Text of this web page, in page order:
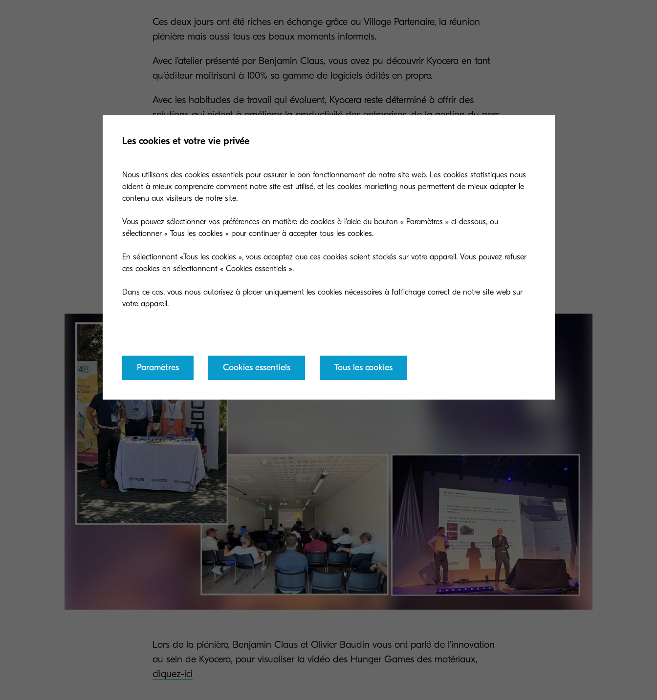
Ces deux jours ont été riches en échange grâce au Village Partenaire, la réunion
plénière mais aussi tous ces beaux moments informels.
Avec l’atelier présenté par Benjamin Claus, vous avez pu découvrir Kyocera en tant
qu’éditeur maîtrisant à 100% sa gamme de logiciels édités en propre.
Avec les habitudes de travail qui évoluent, Kyocera reste déterminé à offrir des
solutions qui aident à améliorer la productivité des entreprises, de la gestion du parc
documents et du contenu.
des impressions et numérisations
Kyocera Capture Manager : solution de capture de documents
Kyocera Smart Information Manager : solution de gestion des documents
et workflow
Kyocera Cloud Information Manager : solution Cloud de gestion de
documents
Lors de la plénière, Benjamin Claus et Olivier Baudin vous ont parlé de l’innovation
au sein de Kyocera, pour visualiser la vidéo des Hunger Games des matériaux,
cliquez-ici
Les cookies et votre vie privée
Nous utilisons des cookies essentiels pour assurer le bon fonctionnement de notre site web. Les cookies statistiques nous
aident à mieux comprendre comment notre site est utilisé, et les cookies marketing nous permettent de mieux adapter le
contenu aux visiteurs de notre site.
Vous pouvez sélectionner vos préférences en matière de cookies à l'aide du bouton « Paramètres » ci-dessous, ou
sélectionner « Tous les cookies » pour continuer à accepter tous les cookies.
En sélectionnant «Tous les cookies », vous acceptez que ces cookies soient stockés sur votre appareil. Vous pouvez refuser
ces cookies en sélectionnant « Cookies essentiels ».
Dans ce cas, vous nous autorisez à placer uniquement les cookies nécessaires à l'affichage correct de notre site web sur
votre appareil.
Paramètres Cookies essentiels Tous les cookies